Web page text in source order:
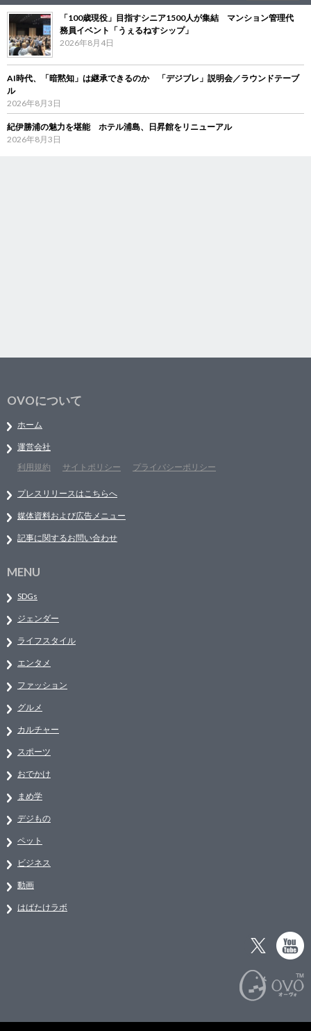
「100歳現役」目指すシニア1500人が集結 マンション管理代
務員イベント「うぇるねすシップ」
2026年8月4日
AI時代、「暗黙知」は継承できるのか 「デジブレ」説明会／ラウンドテーブ
ル
2026年8月3日
紀伊勝浦の魅力を堪能 ホテル浦島、日昇館をリニューアル
2026年8月3日
OVOについて
ホーム
運営会社
利用規約
サイトポリシー プライバシーポリシー
プレスリリースはこちらへ
媒体資料および広告メニュー
記事に関するお問い合わせ
MENU
SDGs
ジェンダー
ライフスタイル
エンタメ
ファッション
グルメ
カルチャー
スポーツ
おでかけ
まめ学
デジもの
ペット
ビジネス
動画
はばたけラボ